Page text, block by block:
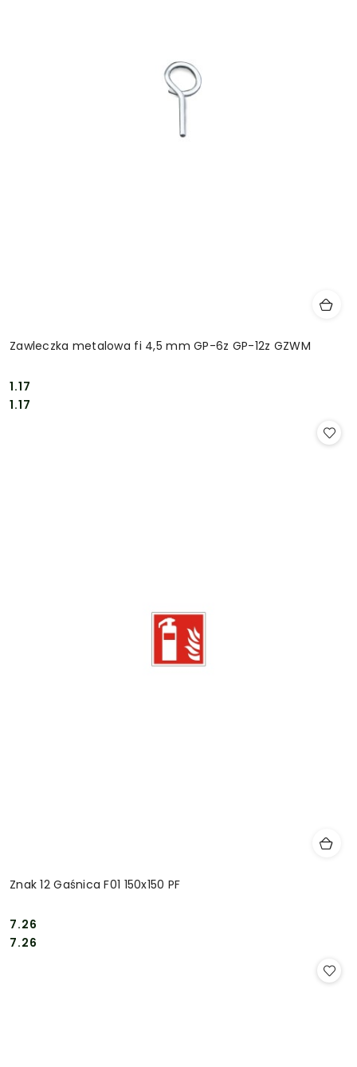
Zawleczka metalowa fi 4,5 mm GP-6z GP-12z GZWM
Cena:
1.17
Cena:
1.17
Znak 12 Gaśnica F01 150x150 PF
Cena:
7.26
Cena:
7.26